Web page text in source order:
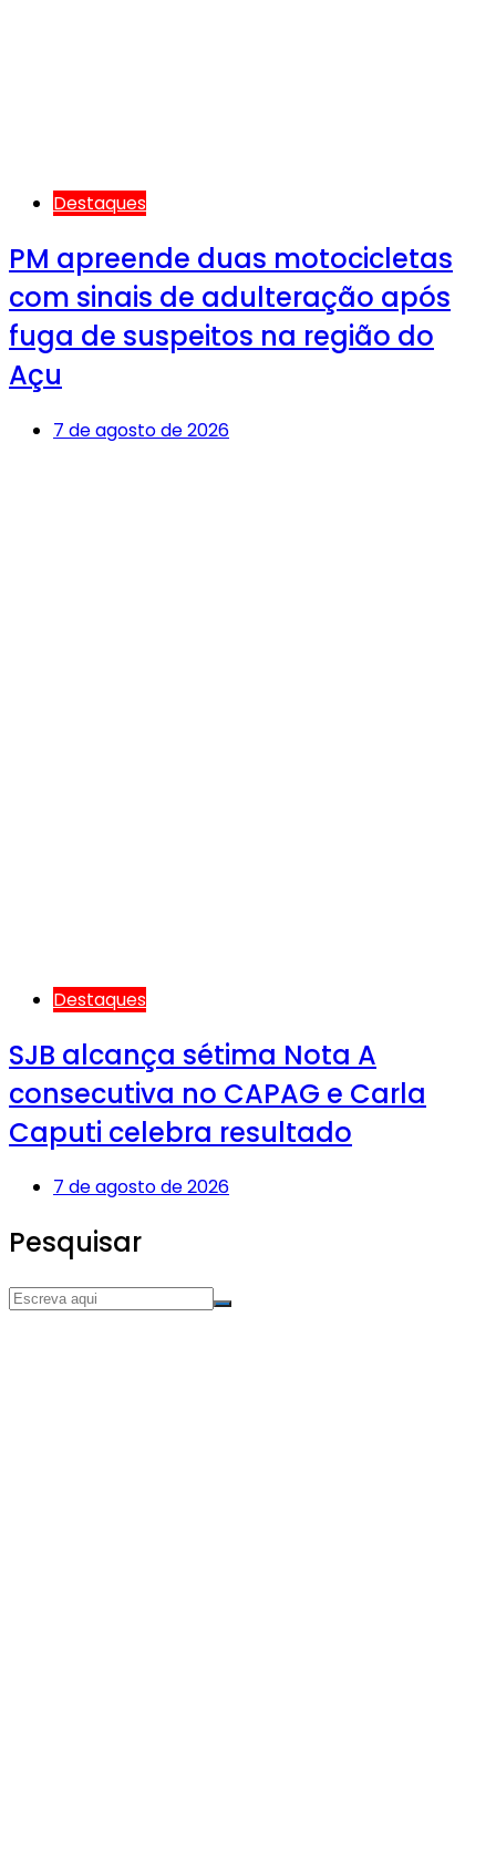
Destaques
PM apreende duas motocicletas
com sinais de adulteração após
fuga de suspeitos na região do
Açu
7 de agosto de 2026
Destaques
SJB alcança sétima Nota A
consecutiva no CAPAG e Carla
Caputi celebra resultado
7 de agosto de 2026
Pesquisar